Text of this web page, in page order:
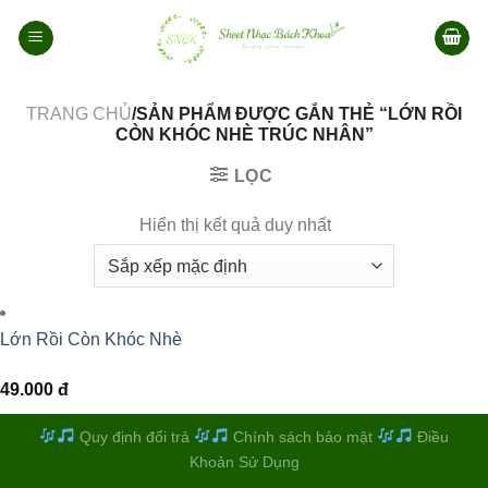
qua
TRANG CHỦ/SẢN PHẨM ĐƯỢC GẮN THẺ “LỚN RỒI
CÒN KHÓC NHÈ TRÚC NHÂN”
LỌC
Hiển thị kết quả duy nhất
Lớn Rồi Còn Khóc Nhè
49.000 đ
Quy định đổi trả Chính sách bảo mật
Điều
Khoản Sử Dụng